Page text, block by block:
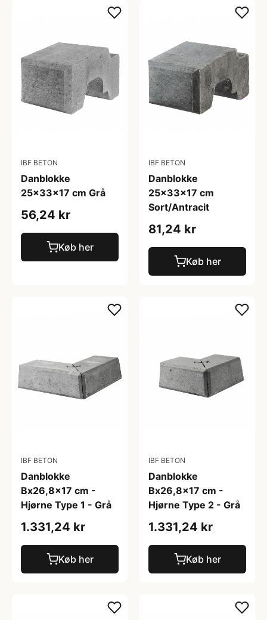
IBF BETON
Danblokke
25x33x17 cm Grå
56,24 kr
Køb her
IBF BETON
Danblokke
25x33x17 cm
Sort/Antracit
81,24 kr
Køb her
IBF BETON
Danblokke
Bx26,8x17 cm -
Hjørne Type 1 - Grå
1.331,24 kr
Køb her
IBF BETON
Danblokke
Bx26,8x17 cm -
Hjørne Type 2 - Grå
1.331,24 kr
Køb her